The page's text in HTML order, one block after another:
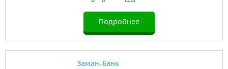
Подробнее
Заман-Банк